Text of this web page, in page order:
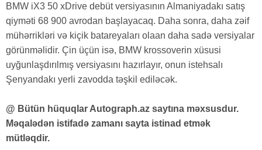
BMW iX3 50 xDrive debüt versiyasının Almaniyadakı satış
qiyməti 68 900 avrodan başlayacaq. Daha sonra, daha zəif
mühərrikləri və kiçik batareyaları olaan daha sadə versiyalar
görünməlidir. Çin üçün isə, BMW krossoverin xüsusi
uyğunlaşdırılmış versiyasını hazırlayır, onun istehsalı
Şenyandakı yerli zavodda təşkil ediləcək.
@ Bütün hüquqlar Autograph.az saytına məxsusdur.
Məqalədən istifadə zamanı sayta istinad etmək
mütləqdir.